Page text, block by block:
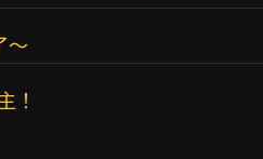
～
！